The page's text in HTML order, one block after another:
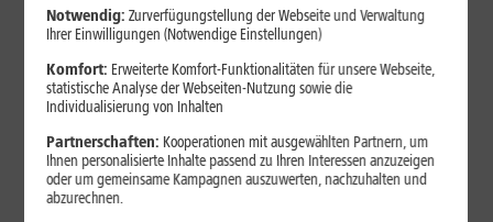
Jetzt unterbrechungsfrei ins sehr gute Netz wechseln.
Ohne doppelte Kosten.*
Notwendig: Zurverfügungstellung der Webseite und Verwaltung
Ihrer Einwilligungen (Notwendige Einstellungen)
Komfort: Erweiterte Komfort-Funktionalitäten für unsere Webseite,
statistische Analyse der Webseiten-Nutzung sowie die
Individualisierung von Inhalten
Partnerschaften: Kooperationen mit ausgewählten Partnern, um
Ihnen personalisierte Inhalte passend zu Ihren Interessen anzuzeigen
oder um gemeinsame Kampagnen auszuwerten, nachzuhalten und
abzurechnen.